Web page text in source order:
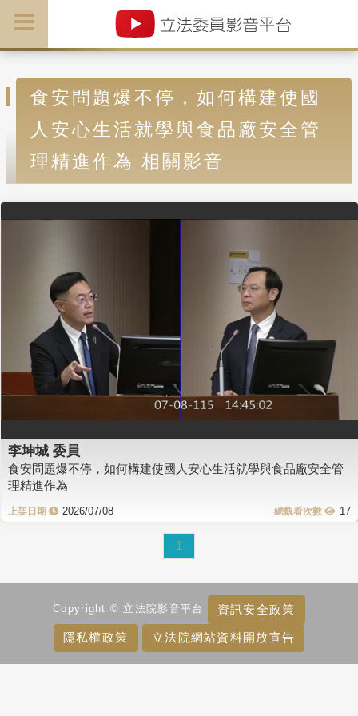
食安問題爆不停，如何構建使國
人安心生活就學與食品廠安全管
理精進作為 相關影音
李坤城 委員
食安問題爆不停，如何構建使國人安心生活就學與食品廠安全管
理精進作為
2026/07/08 17
1
Copyright © 立法院影音平台 資訊安全政策
隱私權政策 立法院網站資料開放宣告